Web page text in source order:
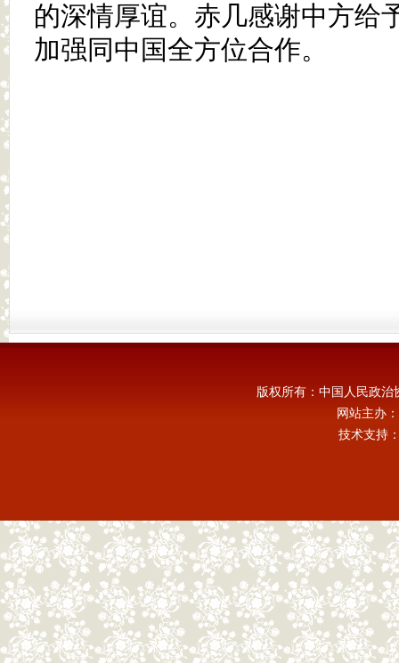
的深情厚谊。赤几感谢中方给
加强同中国全方位合作。
版权所有：中国人民政
网站主办
技术支持